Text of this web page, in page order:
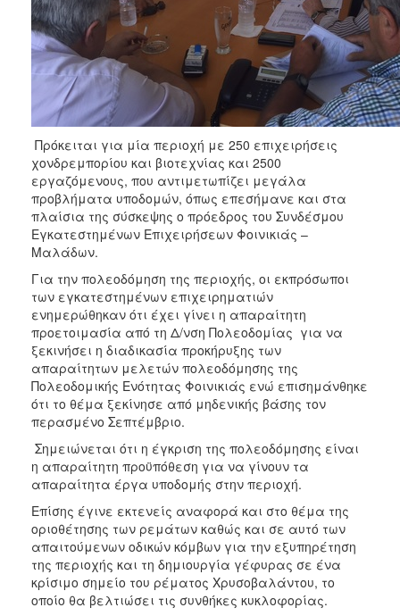
Πρόκειται για μία περιοχή με 250 επιχειρήσεις
χονδρεμπορίου και βιοτεχνίας και 2500
εργαζόμενους, που αντιμετωπίζει μεγάλα
προβλήματα υποδομών, όπως επεσήμανε και στα
πλαίσια της σύσκεψης ο πρόεδρος του Συνδέσμου
Εγκατεστημένων Επιχειρήσεων Φοινικιάς –
Μαλάδων.
Για την πολεοδόμηση της περιοχής, οι εκπρόσωποι
των εγκατεστημένων επιχειρηματιών
ενημερώθηκαν ότι έχει γίνει η απαραίτητη
προετοιμασία από τη Δ/νση Πολεοδομίας για να
ξεκινήσει η διαδικασία προκήρυξης των
απαραίτητων μελετών πολεοδόμησης της
Πολεοδομικής Ενότητας Φοινικιάς ενώ επισημάνθηκε
ότι το θέμα ξεκίνησε από μηδενικής βάσης τον
περασμένο Σεπτέμβριο.
Σημειώνεται ότι η έγκριση της πολεοδόμησης είναι
η απαραίτητη προϋπόθεση για να γίνουν τα
απαραίτητα έργα υποδομής στην περιοχή.
Επίσης έγινε εκτενείς αναφορά και στο θέμα της
οριοθέτησης των ρεμάτων καθώς και σε αυτό των
απαιτούμενων οδικών κόμβων για την εξυπηρέτηση
της περιοχής και τη δημιουργία γέφυρας σε ένα
κρίσιμο σημείο του ρέματος Χρυσοβαλάντου, το
οποίο θα βελτιώσει τις συνθήκες κυκλοφορίας.